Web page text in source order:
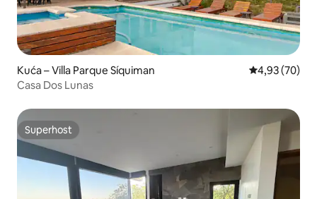
Kuća – Villa Parque Síquiman Prosječna
4,93 (70)
Casa Dos Lunas
Superhost
Superhost